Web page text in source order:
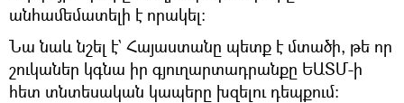
անհամեմատելի է որակել։
Նա նաև նշել է` Հայաստանը պետք է մտածի, թե որ
շուկաներ կգնա իր գյուղարտադրանքը ԵԱՏՄ-ի
հետ տնտեսական կապերը խզելու դեպքում։